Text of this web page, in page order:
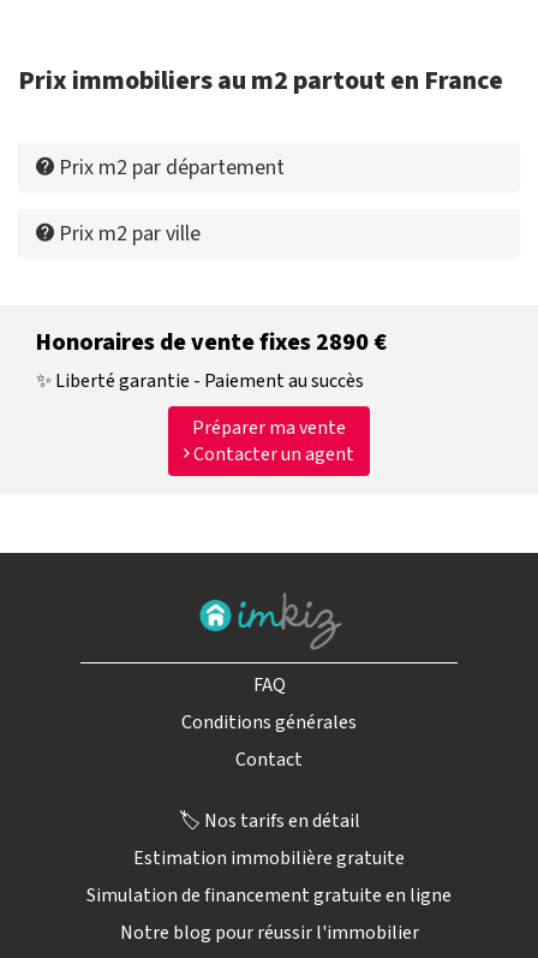
Prix immobiliers au m2 partout en France
Prix m2 par département
Prix m2 par ville
Honoraires de vente fixes 2890 €
✨ Liberté garantie - Paiement au succès
Préparer ma vente
Contacter un agent
FAQ
Conditions générales
Contact
🏷️ Nos tarifs en détail
Estimation immobilière gratuite
Simulation de financement gratuite en ligne
Notre blog pour réussir l'immobilier